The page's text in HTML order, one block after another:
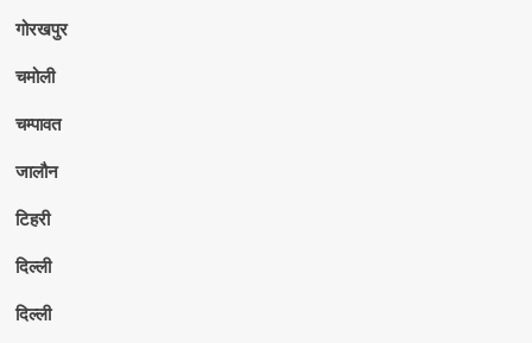
गोरखपुर
चमोली
चम्पावत
जालौन
टिहरी
दिल्ली
दिल्ली